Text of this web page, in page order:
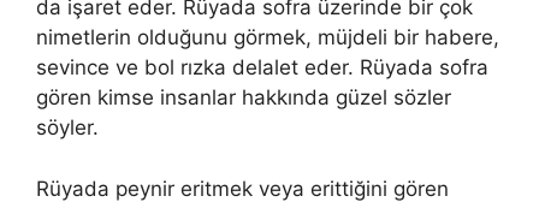
da işaret eder. Rüyada sofra üzerinde bir çok
nimetlerin olduğunu görmek, müjdeli bir habere,
sevince ve bol rızka delalet eder. Rüyada sofra
gören kimse insanlar hakkında güzel sözler
söyler.
Rüyada peynir eritmek veya erittiğini gören